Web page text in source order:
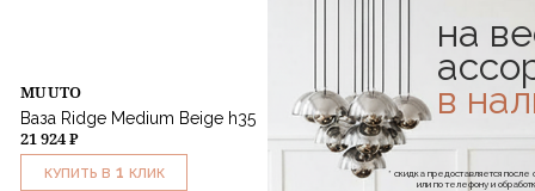
MUUTO
Ваза Ridge Medium Beige h35
21 924 ₽
КУПИТЬ В 1 КЛИК
на
в
* скидка предоставляется
или по телефону и